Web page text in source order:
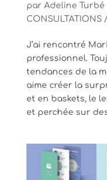
par Adeline Turbé
CONSULTATIONS
J’ai rencontré
professionnel.
tendances de la
aime créer la
et en baskets, le
et perchée sur